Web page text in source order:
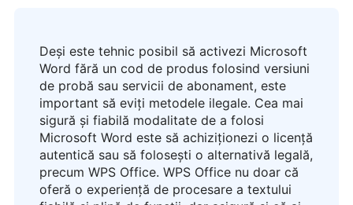
Deși este tehnic posibil să activezi Microsoft
Word fără un cod de produs folosind versiuni
de probă sau servicii de abonament, este
important să eviți metodele ilegale. Cea mai
sigură și fiabilă modalitate de a folosi
Microsoft Word este să achiziționezi o licență
autentică sau să folosești o alternativă legală,
precum WPS Office. WPS Office nu doar că
oferă o experiență de procesare a textului